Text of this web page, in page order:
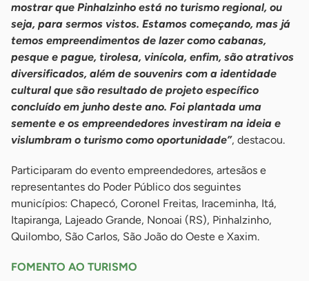
mostrar que Pinhalzinho está no turismo regional, ou
seja, para sermos vistos. Estamos começando, mas já
temos empreendimentos de lazer como cabanas,
pesque e pague, tirolesa, vinícola, enfim, são atrativos
diversificados, além de souvenirs com a identidade
cultural que são resultado de projeto específico
concluído em junho deste ano. Foi plantada uma
semente e os empreendedores investiram na ideia e
vislumbram o turismo como oportunidade”, destacou.
Participaram do evento empreendedores, artesãos e
representantes do Poder Público dos seguintes
municípios: Chapecó, Coronel Freitas, Iraceminha, Itá,
Itapiranga, Lajeado Grande, Nonoai (RS), Pinhalzinho,
Quilombo, São Carlos, São João do Oeste e Xaxim.
FOMENTO AO TURISMO